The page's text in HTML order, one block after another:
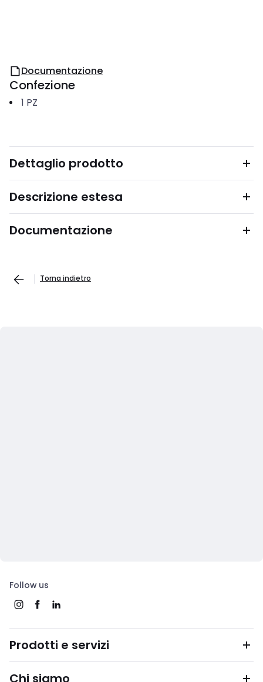
Documentazione
Confezione
1 PZ
Dettaglio prodotto
Descrizione estesa
Documentazione
Torna indietro
Follow us
Prodotti e servizi
Chi siamo